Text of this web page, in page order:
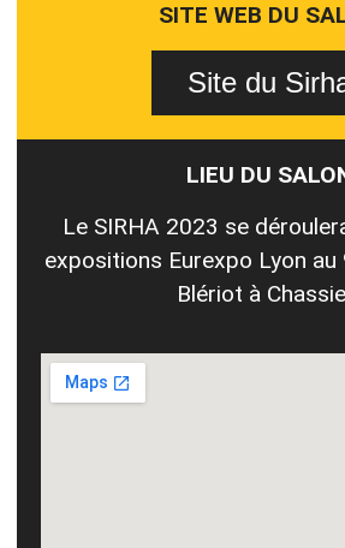
SITE WEB DU
Site du
LIEU DU
Le SIRHA 2023 se
expositions Eurexpo Lyon au
Blériot à